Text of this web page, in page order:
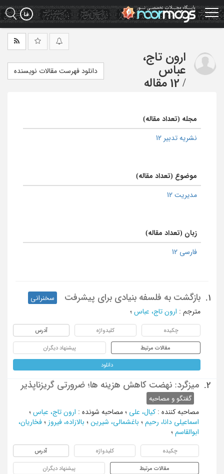
Skip
to
main
ارون تاج،
عباس
/ 12 مقاله
دانلود فهرست مقالات نویسنده
مجله (تعداد مقاله)
نشریه تدبیر 12
موضوع (تعداد مقاله)
مدیریت 12
زبان (تعداد مقاله)
فارسی 12
1. بازگشت به فلسفه بنیادی برای پیشرفت
سخنرانی
مترجم : ارون تاج، عباس ؛
چکیده کلیدواژه آدرس
مقالات مرتبط پیشنهاد دیگران
دانلود
2. میزگرد: نهضت کاهش هزینه ها؛ ضرورتی گریزناپذیر
گفتگو و مصاحبه
مصاحبه کننده : کیال، علی ؛ مصاحبه شونده : ارون تاج، عباس ؛
اسماعیلی دانا، رحیم ؛ باغشمالی، شیرین ؛ بالازاده، فیروز ؛ فخاریان،
ابوالقاسم ؛
چکیده کلیدواژه آدرس
مقالات مرتبط پیشنهاد دیگران